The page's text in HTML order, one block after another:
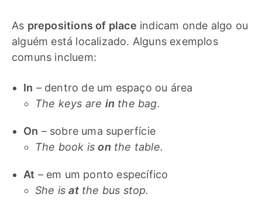
As prepositions of place indicam onde algo ou
alguém está localizado. Alguns exemplos
comuns incluem:
In – dentro de um espaço ou área
The keys are in the bag.
On – sobre uma superfície
The book ison the table.
At – em um ponto específico
She isatthe bus stop.